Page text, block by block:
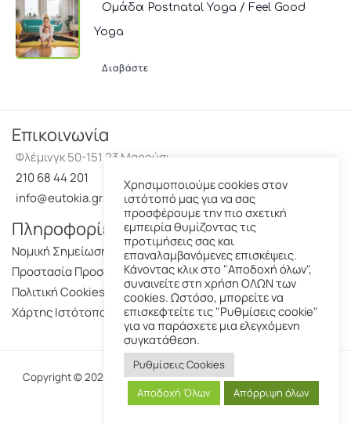
Ομάδα Postnatal Yoga / Feel Good
Yoga
Διαβάστε
Επικοινωνία
Φλέμινγκ 50-151 23 Μαρούσι
210 68 44 201
info@eutokia.gr
Πληροφορίες
Νομική Σημείωση
Προστασία Προσωπικών Δεδομένων
Πολιτική Cookies
Χάρτης Ιστότοπου
Copyright © 2026 Ευτοκία-Με την επιφύλαξη παντός νομίμου
δικαιώματος.
Χρησιμοποιούμε cookies στον
ιστότοπό μας για να σας
προσφέρουμε την πιο σχετική
εμπειρία θυμίζοντας τις
προτιμήσεις σας και
επαναλαμβανόμενες επισκέψεις.
Κάνοντας κλικ στο "Αποδοχή όλων",
συναινείτε στη χρήση ΟΛΩΝ των
cookies. Ωστόσο, μπορείτε να
επισκεφτείτε τις "Ρυθμίσεις cookie"
για να παράσχετε μια ελεγχόμενη
συγκατάθεση.
Ρυθμίσεις Cookies
Αποδοχή Όλων
Απόρριψη όλων